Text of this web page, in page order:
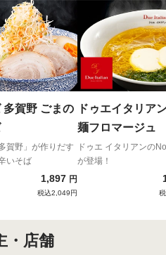
多賀野 ごまの
賀野」が作りだす
いそば
1,897 円
税込2,049円
ドゥエイタリア
麺フロマージュ
ドゥエ イタリアンの
が登場！
・店舗